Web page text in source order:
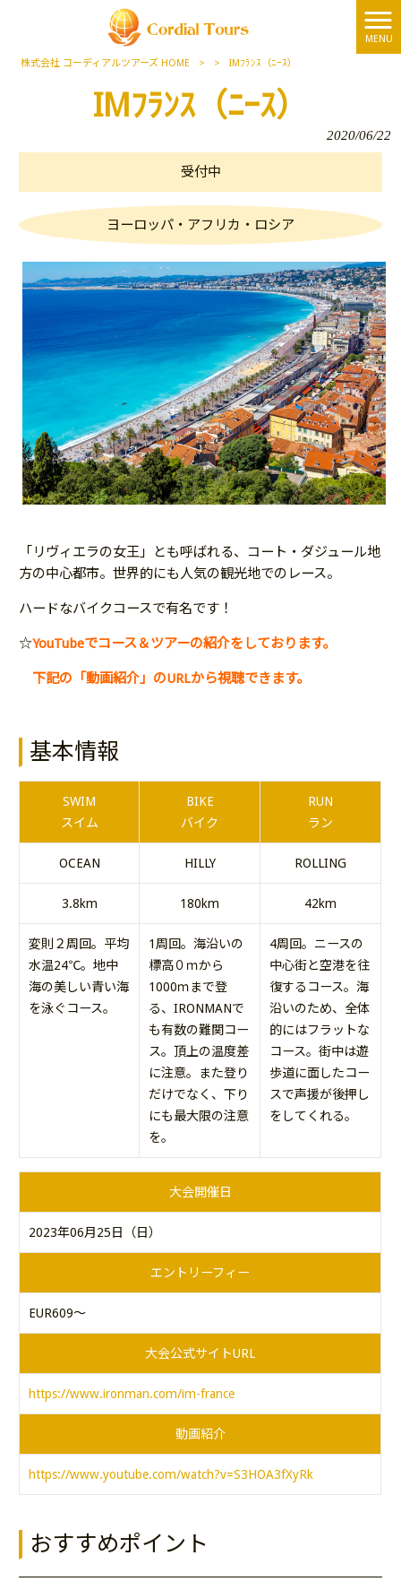
MENU
株式会社 コーディアルツアーズ HOME > > IMﾌﾗﾝｽ（ﾆｰｽ）
IMﾌﾗﾝｽ（ﾆｰｽ）
2020/06/22
受付中
ヨーロッパ・アフリカ・ロシア
「リヴィエラの女王」とも呼ばれる、コート・ダジュール地
方の中心都市。世界的にも人気の観光地でのレース。
ハードなバイクコースで有名です！
☆YouTubeでコース＆ツアーの紹介をしております。
下記の「動画紹介」のURLから視聴できます。
基本情報
SWIM
スイム
BIKE
バイク
RUN
ラン
OCEAN HILLY ROLLING
3.8km 180km 42km
変則２周回。平均
水温24℃。地中
海の美しい青い海
を泳ぐコース。
1周回。海沿いの
標高０ｍから
1000ｍまで登
る、IRONMANで
も有数の難関コー
ス。頂上の温度差
に注意。また登り
だけでなく、下り
にも最大限の注意
を。
4周回。ニースの
中心街と空港を往
復するコース。海
沿いのため、全体
的にはフラットな
コース。街中は遊
歩道に面したコー
スで声援が後押し
をしてくれる。
大会開催日
2023年06月25日（日）
エントリーフィー
EUR609～
大会公式サイトURL
https://www.ironman.com/im-france
動画紹介
https://www.youtube.com/watch?v=S3HOA3fXyRk
おすすめポイント